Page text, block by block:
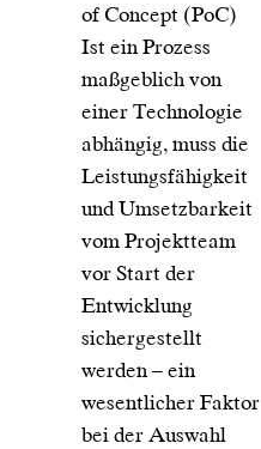
of Concept (PoC)
Ist ein Prozess
maßgeblich von
einer Technologie
abhängig, muss die
Leistungsfähigkeit
und Umsetzbarkeit
vom Projektteam
vor Start der
Entwicklung
sichergestellt
werden – ein
wesentlicher Faktor
bei der Auswahl